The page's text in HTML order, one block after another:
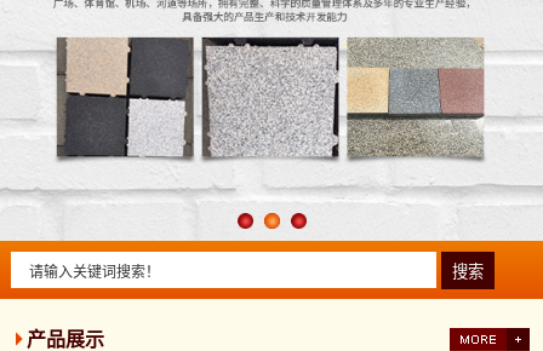
产品展示